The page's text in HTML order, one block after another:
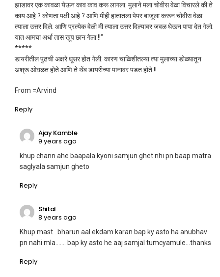
झाडावर एक कावळा येऊन काव काव करू लागला. मुलाने मला चोवीस वेळा विचारले की ते
काय आहे ? कोणता पक्षी आहे ? आणि मीही हातातला पेपर बाजूला करून चोवीस वेळा
त्याला उत्तर दिले. आणि प्रत्येक वेळी मी त्याला उत्तर दिल्यावर जवळ घेऊन पापा देत गेलो.
यात आमचा अर्धा तास खूप छान गेला !!”
*****
डायरीतील पुढची अक्षरे धूसर होत गेली. कारण चाळिशीतल्या त्या मुलाच्या डोळ्यातून
अश्रू ओघळत होते आणि ते थेंब डायरीच्या पानावर पडत होते !!
From =Arvind
Reply
Ajay Kamble
9 years ago
khup chann ahe baapala kyoni samjun ghet nhi pn baap matra
saglyala samjun gheto
Reply
Shital
8 years ago
Khup mast…bharun aal ekdam karan bap ky asto ha anubhav
pn nahi mla……. bap ky asto he aaj samjal tumcyamule…thanks
Reply